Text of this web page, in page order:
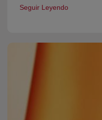
Seguir Leyendo